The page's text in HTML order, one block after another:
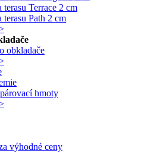
terasu Terrace 2 cm
terasu Path 2 cm
obkladače
hmoty
výhodné ceny